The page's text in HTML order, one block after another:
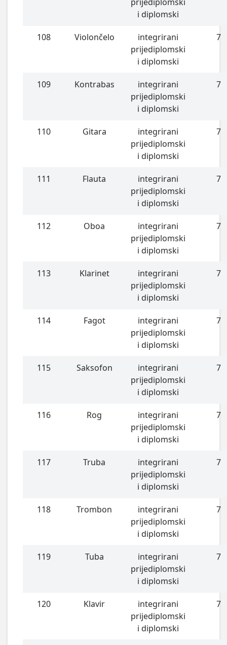
i diplomski
108 Violončelo
integrirani
prijediplomski
i diplomski
7
109 Kontrabas
integrirani
prijediplomski
i diplomski
7
110 Gitara
integrirani
prijediplomski
i diplomski
7
111 Flauta
integrirani
prijediplomski
i diplomski
7
112 Oboa
integrirani
prijediplomski
i diplomski
7
113 Klarinet
integrirani
prijediplomski
i diplomski
7
114 Fagot
integrirani
prijediplomski
i diplomski
7
115 Saksofon
integrirani
prijediplomski
i diplomski
7
116 Rog
integrirani
prijediplomski
i diplomski
7
117 Truba
integrirani
prijediplomski
i diplomski
7
118 Trombon
integrirani
prijediplomski
i diplomski
7
119 Tuba
integrirani
prijediplomski
i diplomski
7
120 Klavir
integrirani
prijediplomski
i diplomski
7